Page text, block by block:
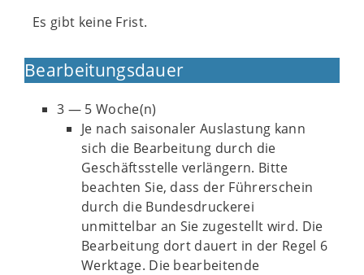
Es gibt keine Frist.
Bearbeitungsdauer
3 — 5 Woche(n)
Je nach saisonaler Auslastung kann
sich die Bearbeitung durch die
Geschäftsstelle verlängern. Bitte
beachten Sie, dass der Führerschein
durch die Bundesdruckerei
unmittelbar an Sie zugestellt wird. Die
Bearbeitung dort dauert in der Regel 6
Werktage. Die bearbeitende